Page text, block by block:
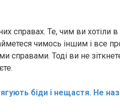
справах. Те, чим ви хотіли в
чимось іншим і все
справами. Тоді ви не
біди і нещастя. Не